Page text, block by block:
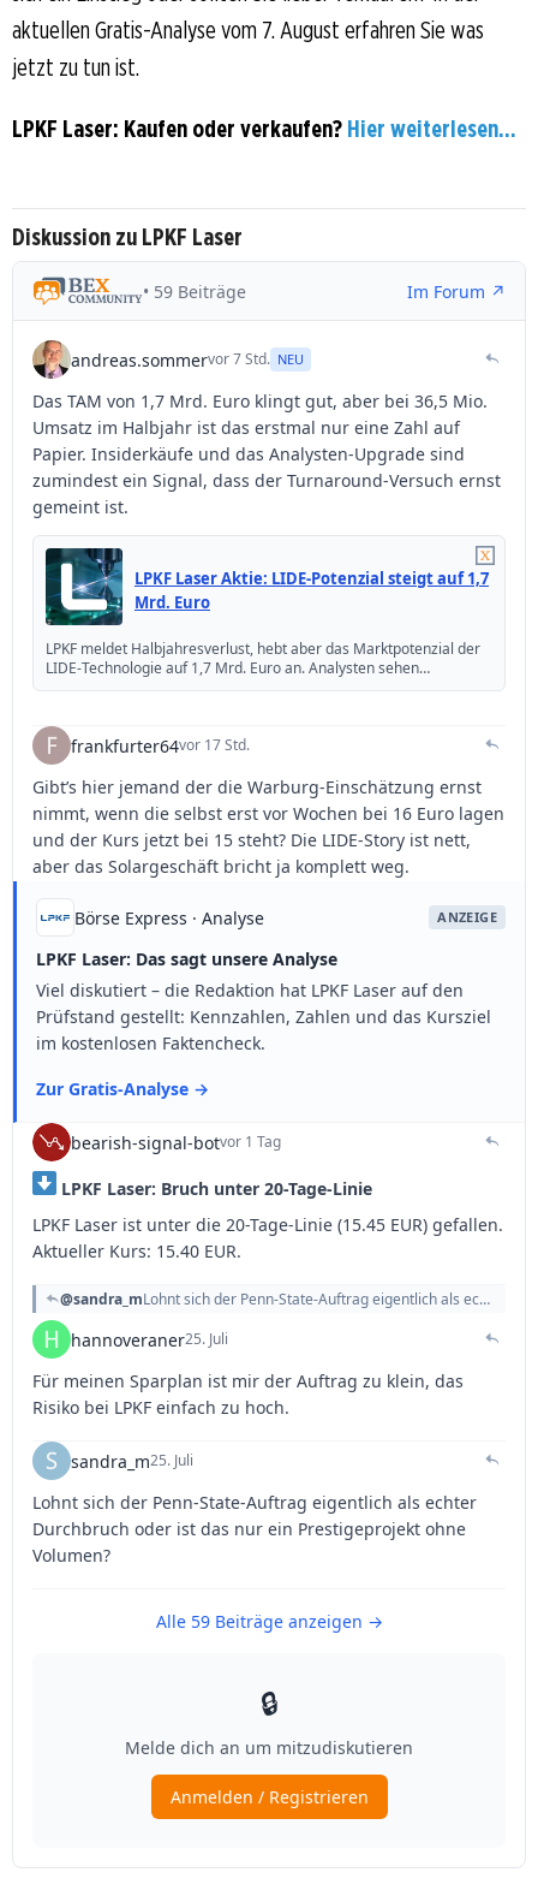
aktuellen Gratis-Analyse vom 7. August erfahren Sie was
jetzt zu tun ist.
LPKF Laser: Kaufen oder verkaufen? Hier weiterlesen...
Diskussion zu LPKF Laser